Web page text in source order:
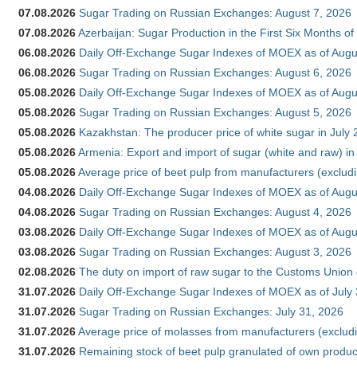
07.08.2026 Sugar Trading on Russian Exchanges: August 7, 2026
07.08.2026Azerbaijan: Sugar Production in the First Six Months of
06.08.2026 Daily Off-Exchange Sugar Indexes of MOEX as of
06.08.2026 Sugar Trading on Russian Exchanges: August 6, 2026
05.08.2026 Daily Off-Exchange Sugar Indexes of MOEX as of
05.08.2026 Sugar Trading on Russian Exchanges: August 5, 2026
05.08.2026 Kazakhstan: The producer price of white sugar in July
05.08.2026Armenia: Export and import of sugar (white and raw)
05.08.2026Average price of beet pulp from manufacturers
04.08.2026 Daily Off-Exchange Sugar Indexes of MOEX as of
04.08.2026 Sugar Trading on Russian Exchanges: August 4, 2026
03.08.2026 Daily Off-Exchange Sugar Indexes of MOEX as of
03.08.2026 Sugar Trading on Russian Exchanges: August 3, 2026
02.08.2026 The duty on import of raw sugar to the Customs
31.07.2026 Daily Off-Exchange Sugar Indexes of MOEX as of July
31.07.2026 Sugar Trading on Russian Exchanges: July 31, 2026
31.07.2026Average price of molasses from manufacturers
31.07.2026 Remaining stock of beet pulp granulated of own